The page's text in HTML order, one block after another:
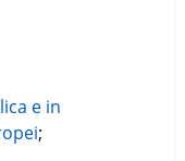
e in
;